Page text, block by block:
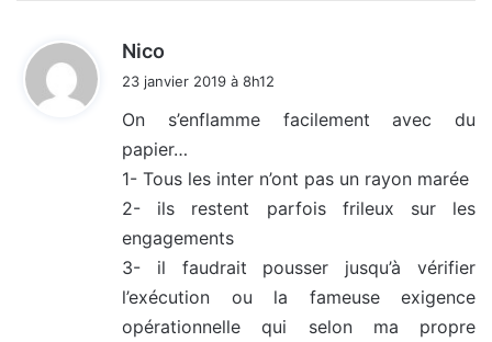
Nico
:
23 janvier 2019 à 8h12
On s’enflamme facilement avec du
papier…
1- Tous les inter n’ont pas un rayon marée
2- ils restent parfois frileux sur les
engagements
3- il faudrait pousser jusqu’à vérifier
l’exécution ou la fameuse exigence
opérationnelle qui selon ma propre